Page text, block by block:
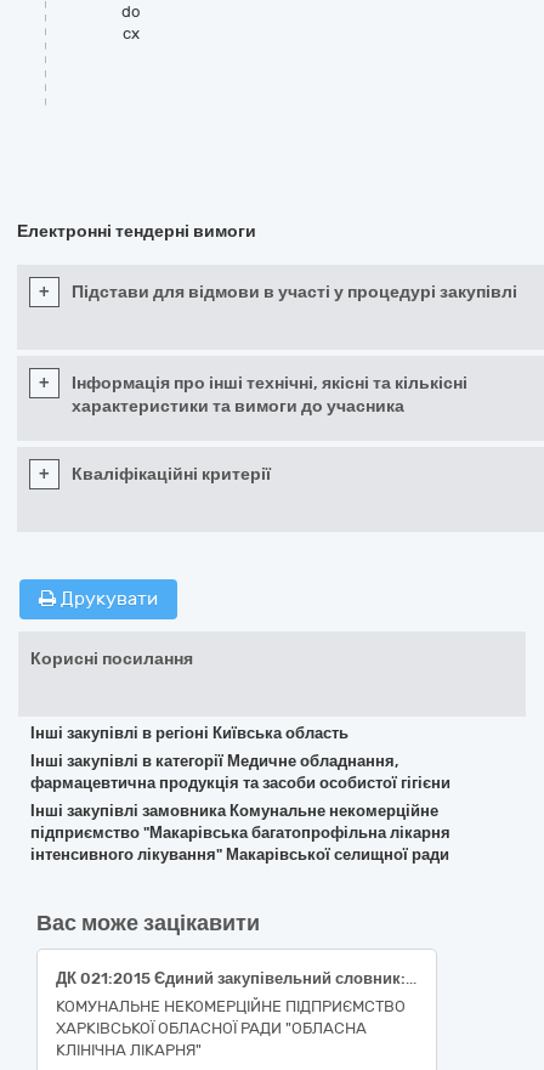
do
cx
Електронні тендерні вимоги
+ Підстави для відмови в участі у процедурі закупівлі
+
Інформація про інші технічні, якісні та кількісні
характеристики та вимоги до учасника
+ Кваліфікаційні критерії
Друкувати
Корисні посилання
Інші закупівлі в регіоні Київська область
Інші закупівлі в категорії Медичне обладнання,
фармацевтична продукція та засоби особистої гігієни
Інші закупівлі замовника Комунальне некомерційне
підприємство "Макарівська багатопрофільна лікарня
інтенсивного лікування" Макарівської селищної ради
Вас може зацікавити
ДК 021:2015 Єдиний закупівельний словник: 33600000-6 Фармацевтична продукція (лікарські засоби)
КОМУНАЛЬНЕ НЕКОМЕРЦІЙНЕ ПІДПРИЄМСТВО
ХАРКІВСЬКОЇ ОБЛАСНОЇ РАДИ "ОБЛАСНА
КЛІНІЧНА ЛІКАРНЯ"